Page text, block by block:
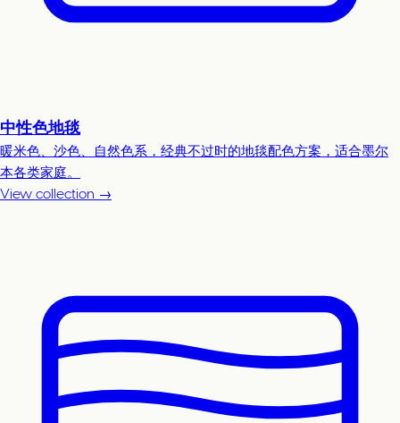
中性色地毯
暖米色、沙色、自然色系，经典不过时的地毯配色方案，适合墨尔
本各类家庭。
View collection →